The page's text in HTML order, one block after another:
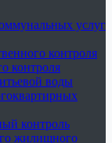
услуг
контроля
контроля
воды
контроль
жилищного